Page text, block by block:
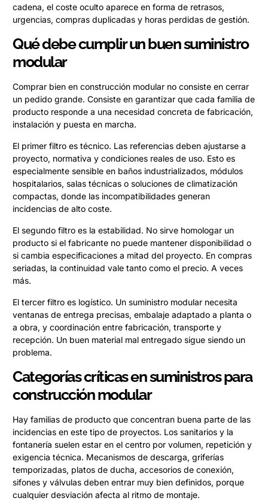
cadena, el coste oculto aparece en forma de retrasos,
urgencias, compras duplicadas y horas perdidas de gestión.
Qué debe cumplir un buen suministro
modular
Comprar bien en construcción modular no consiste en cerrar
un pedido grande. Consiste en garantizar que cada familia de
producto responde a una necesidad concreta de fabricación,
instalación y puesta en marcha.
El primer filtro es técnico. Las referencias deben ajustarse a
proyecto, normativa y condiciones reales de uso. Esto es
especialmente sensible en baños industrializados, módulos
hospitalarios, salas técnicas o soluciones de climatización
compactas, donde las incompatibilidades generan
incidencias de alto coste.
El segundo filtro es la estabilidad. No sirve homologar un
producto si el fabricante no puede mantener disponibilidad o
si cambia especificaciones a mitad del proyecto. En compras
seriadas, la continuidad vale tanto como el precio. A veces
más.
El tercer filtro es logístico. Un suministro modular necesita
ventanas de entrega precisas, embalaje adaptado a planta o
a obra, y coordinación entre fabricación, transporte y
recepción. Un buen material mal entregado sigue siendo un
problema.
Categorías críticas en suministros para
construcción modular
Hay familias de producto que concentran buena parte de las
incidencias en este tipo de proyectos. Los sanitarios y la
fontanería suelen estar en el centro por volumen, repetición y
exigencia técnica. Mecanismos de descarga, griferías
temporizadas, platos de ducha, accesorios de conexión,
sifones y válvulas deben entrar muy bien definidos, porque
cualquier desviación afecta al ritmo de montaje.